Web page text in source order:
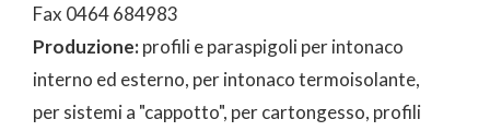
Fax 0464 684983
Produzione:profili e paraspigoli per intonaco
interno ed esterno, per intonaco termoisolante,
per sistemi a "cappotto", per cartongesso, profili